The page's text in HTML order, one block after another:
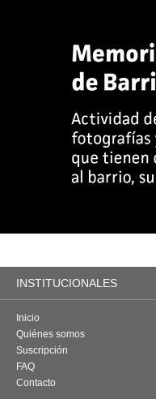
INSTITUCIONALES
Inicio
Quiénes somos
Suscripción
FAQ
Contacto